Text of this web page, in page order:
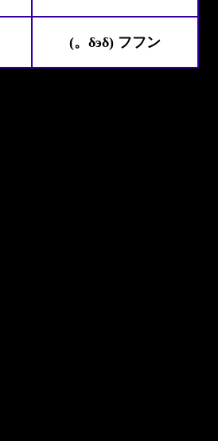
(。δэδ) フフン